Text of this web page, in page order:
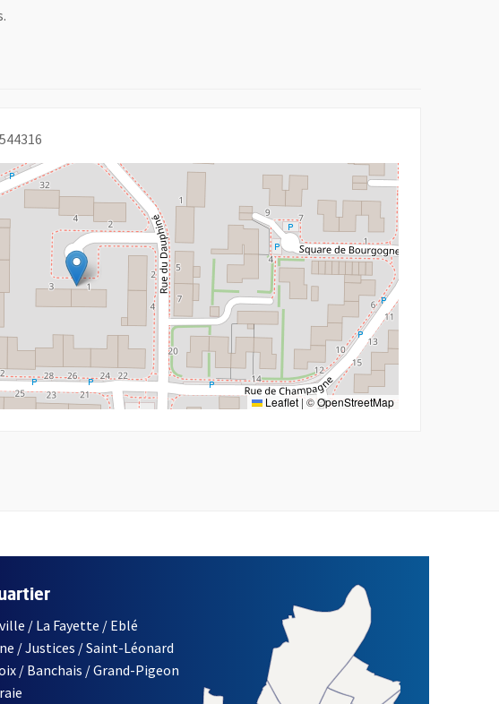
Leaflet | ©OpenStreetMap
obligatoire)
À LA LETTRE D'INFORMATION DES ASSOCIATIONS DE LA VILLE
/ La Fayette / Eblé
/ Justices / Saint-Léonard
/ Banchais / Grand-Pigeon